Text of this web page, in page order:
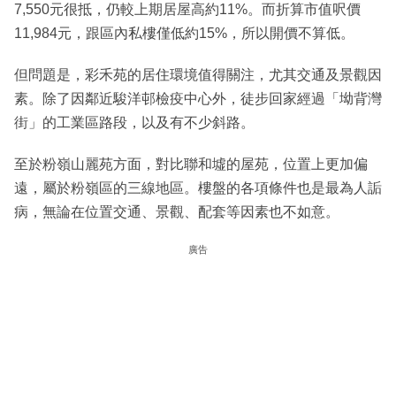
7,550元很抵，仍較上期居屋高約11%。而折算市值呎價
11,984元，跟區內私樓僅低約15%，所以開價不算低。
但問題是，彩禾苑的居住環境值得關注，尤其交通及景觀因
素。除了因鄰近駿洋邨檢疫中心外，徒步回家經過「坳背灣
街」的工業區路段，以及有不少斜路。
至於粉嶺山麗苑方面，對比聯和墟的屋苑，位置上更加偏
遠，屬於粉嶺區的三線地區。樓盤的各項條件也是最為人詬
病，無論在位置交通、景觀、配套等因素也不如意。
廣告